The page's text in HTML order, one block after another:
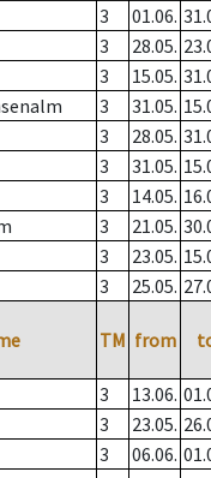
3 01.06.
3 28.05.
3 15.05.
3 31.05.
3 28.05.
3 31.05.
3 14.05.
3 21.05.
3 23.05.
3 25.05.
TM from
3 13.06.
3 23.05.
3 06.06.